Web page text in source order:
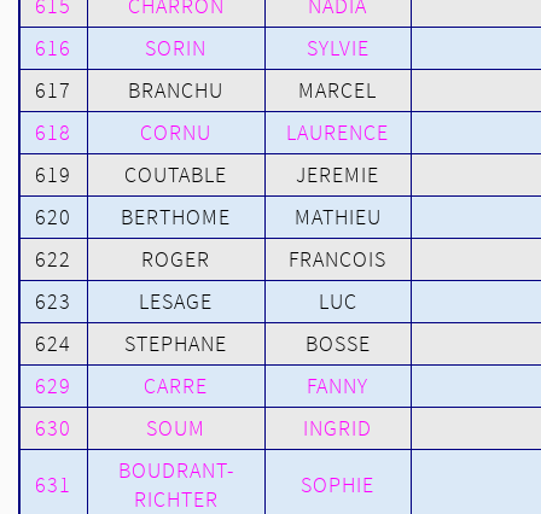
616
SORIN
SYLVIE
617
BRANCHU
MARCEL
618
CORNU
LAURENCE
619
COUTABLE
JEREMIE
620
BERTHOME
MATHIEU
622
ROGER
FRANCOIS
623
LESAGE
LUC
624
STEPHANE
BOSSE
629
CARRE
FANNY
630
SOUM INGRID
631
BOUDRANT-
RICHTER
SOPHIE